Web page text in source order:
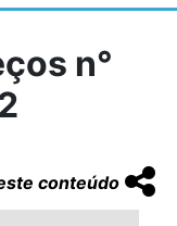
n°
conteúdo